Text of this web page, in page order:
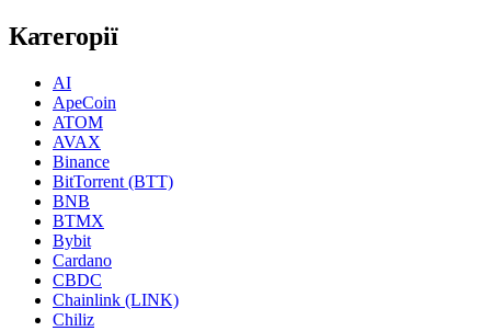
Категорії
AI
ApeCoin
ATOM
AVAX
Binance
BitTorrent (BTT)
BNB
BTMX
Bybit
Cardano
CBDC
Chainlink (LINK)
Chiliz